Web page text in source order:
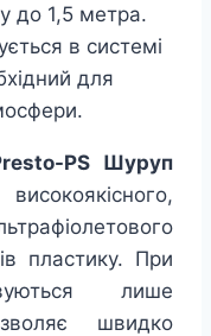
до 1,5 метра.
в системі
для
PS Шуруп
пластику. При
лише
швидко